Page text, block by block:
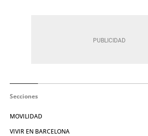
Secciones
MOVILIDAD
VIVIR EN BARCELONA